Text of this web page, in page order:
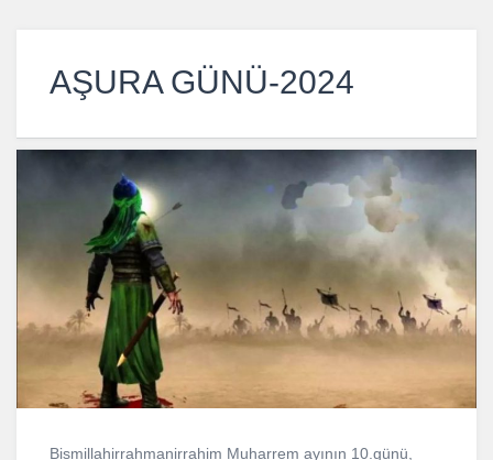
AŞURA GÜNÜ-2024
Bismillahirrahmanirrahim Muharrem ayının 10.günü,